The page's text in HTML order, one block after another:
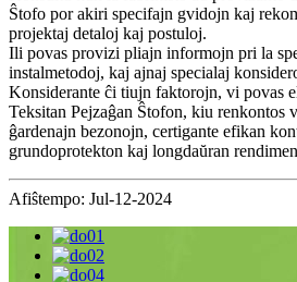
Ŝtofo por akiri specifajn gvidojn kaj
projektaj detaloj kaj postuloj.
Ili povas provizi pliajn informojn pri la
instalmetodoj, kaj ajnaj specialaj
Konsiderante ĉi tiujn faktorojn, vi povas
Teksitan Pejzaĝan Ŝtofon, kiu renkontos
ĝardenajn bezonojn, certigante efikan
grundoprotekton kaj longdaŭran
Afiŝtempo: Jul-12-2024